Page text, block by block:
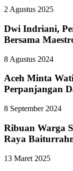
2 Agustus 2025
Dwi Indriani,
Bersama
8 Agustus 2024
Aceh Minta
Perpanjangan
8 September 2024
Ribuan Warga
Raya
13 Maret 2025